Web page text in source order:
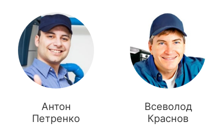
Антон
Петренко
Всеволод
Краснов